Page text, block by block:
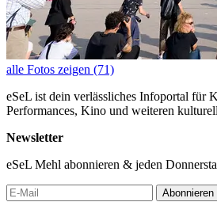
alle Fotos zeigen (71)
eSeL ist dein verlässliches Infoportal für
Performances, Kino und weiteren
Newsletter
eSeL Mehl abonnieren & jeden
Abonnieren